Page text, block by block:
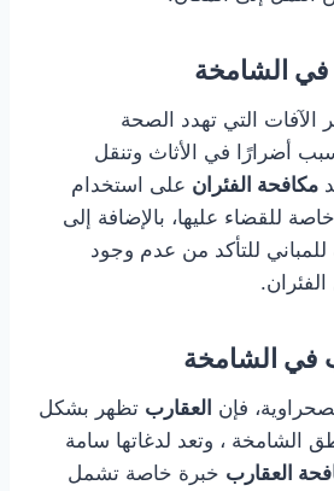
في الشامخة
التي تهدد الصحة
أضرارًا في الأثاث وتنقل
مكافحة الفئران على استخدام
للقضاء عليها، بالإضافة إلى
للتأكد من عدم وجود
في الشامخة
فإن العقارب تظهر بشكل
الشامخة ، وتعد لدغاتها سامة
العقارب خبرة خاصة تشمل